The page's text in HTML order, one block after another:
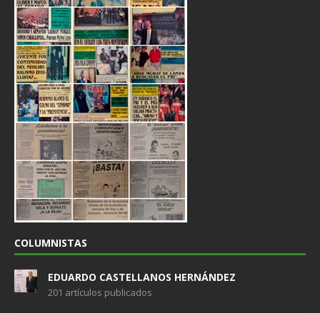
COLUMNISTAS
EDUARDO CASTELLANOS HERNÁNDEZ
201 artículos publicados